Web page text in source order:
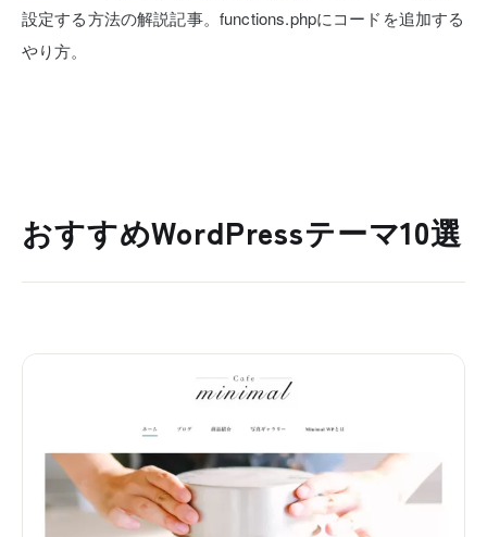
設定する方法の解説記事。functions.phpにコードを追加する
やり方。
おすすめWordPressテーマ10選